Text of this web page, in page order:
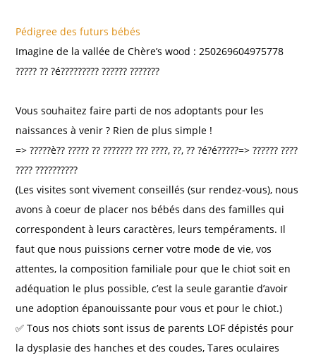
Pédigree des futurs bébés
Imagine de la vallée de Chère’s wood : 250269604975778
????? ?? ?é????????? ?????? ???????
Vous souhaitez faire parti de nos adoptants pour les
naissances à venir ? Rien de plus simple !
=> ?????è?? ????? ?? ??????? ??? ????, ??, ?? ?é?é?????=> ?????? ????
???? ??????????
(Les visites sont vivement conseillés (sur rendez-vous), nous
avons à coeur de placer nos bébés dans des familles qui
correspondent à leurs caractères, leurs tempéraments. Il
faut que nous puissions cerner votre mode de vie, vos
attentes, la composition familiale pour que le chiot soit en
adéquation le plus possible, c’est la seule garantie d’avoir
une adoption épanouissante pour vous et pour le chiot.)
✅ Tous nos chiots sont issus de parents LOF dépistés pour
la dysplasie des hanches et des coudes, Tares oculaires